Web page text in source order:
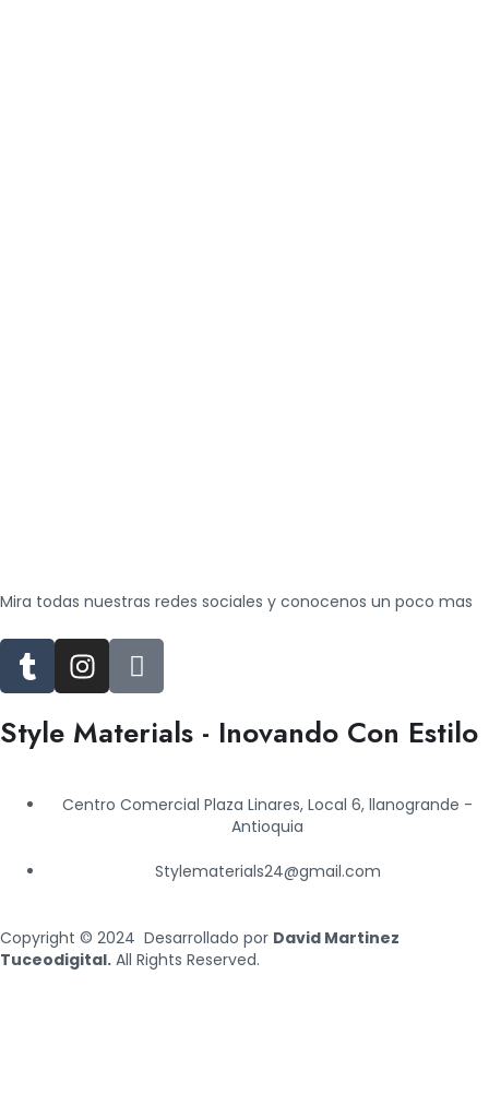
Mira todas nuestras redes sociales y conocenos un poco mas
T
u
m
b
l
I
n
s
t
r
J
k
i
-
c
o
k
Style Materials - Inovando Con Estilo
Centro Comercial Plaza Linares, Local 6, llanogrande -
Antioquia
Stylematerials24@gmail.com
Copyright © 2024 Desarrollado por David Martinez
Tuceodigital. All Rights Reserved.